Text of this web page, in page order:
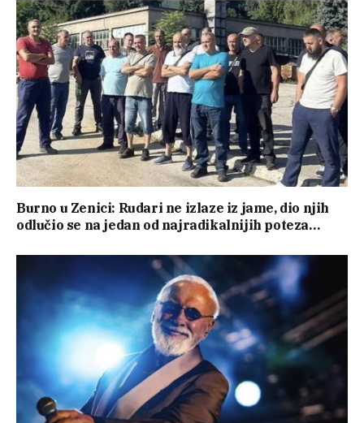
Burno u Zenici: Rudari ne izlaze iz jame, dio njih
odlučio se na jedan od najradikalnijih poteza…